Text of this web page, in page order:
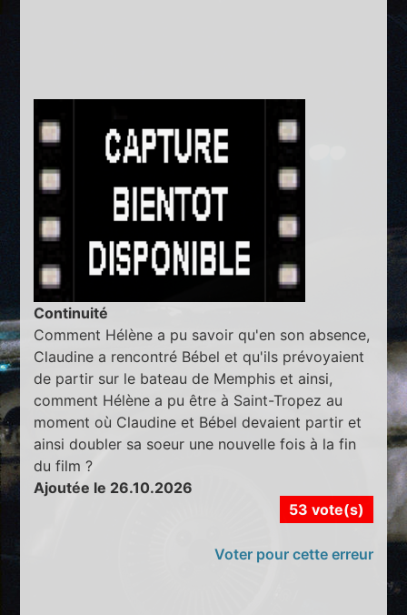
Continuité
Comment Hélène a pu savoir qu'en son absence,
Claudine a rencontré Bébel et qu'ils prévoyaient
de partir sur le bateau de Memphis et ainsi,
comment Hélène a pu être à Saint-Tropez au
moment où Claudine et Bébel devaient partir et
ainsi doubler sa soeur une nouvelle fois à la fin
du film ?
Ajoutée le 26.10.2026
53 vote(s)
Voter pour cette erreur